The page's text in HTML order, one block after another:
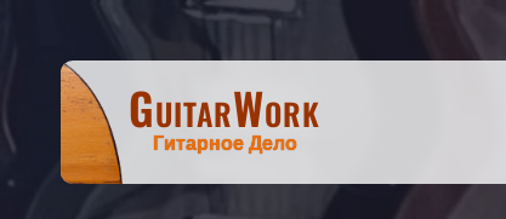
GuitarWork
Гитарное Дело